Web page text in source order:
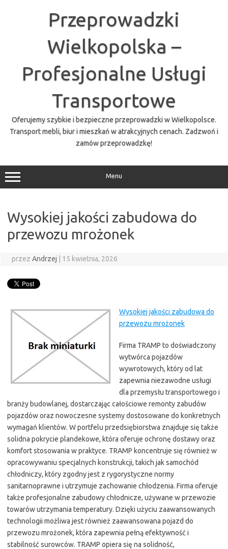
Przeprowadzki
Wielkopolska –
Profesjonalne Usługi
Transportowe
Oferujemy szybkie i bezpieczne przeprowadzki w Wielkopolsce.
Transport mebli, biur i mieszkań w atrakcyjnych cenach. Zadzwoń i
zamów przeprowadzkę!
Menu
Wysokiej jakości zabudowa do
przewozu mrożonek
przez Andrzej 15 kwietnia, 2026
Wysokiej jakości zabudowa do
przewozu mrożonek
Firma TRAMP to doświadczony
wytwórca pojazdów
wywrotowych, który od lat
zapewnia niezawodne usługi
dla przemysłu transportowego i
branży budowlanej, dostarczając całościowe remonty zabudów
pojazdów oraz nowoczesne systemy dostosowane do konkretnych
wymagań klientów. W portfelu przedsiębiorstwa znajduje się także
solidna pokrycie plandekowe, która oferuje ochronę dostawy oraz
komfort stosowania w praktyce. TRAMP koncentruje się również w
opracowywaniu specjalnych konstrukcji, takich jak samochód
chłodniczy, który zgodny jest z rygorystyczne normy
sanitarnoprawne i utrzymuje zachowanie chłodzenia. Firma oferuje
także profesjonalne zabudowy chłodnicze, używane w przewozie
towarów utrzymania temperatury. Dzięki użyciu zaawansowanych
technologii możliwa jest również zaawansowana pojazd do
przewozu mrożonek, która zapewnia pełną efektywność i
stabilność surowców. TRAMP opiera się na solidność,